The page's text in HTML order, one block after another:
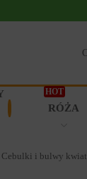
RÓŻA
HOT
Cebulki i bulwy